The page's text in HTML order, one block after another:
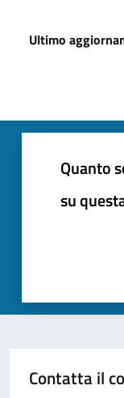
Ultimo
Quanto
su
Contatta il